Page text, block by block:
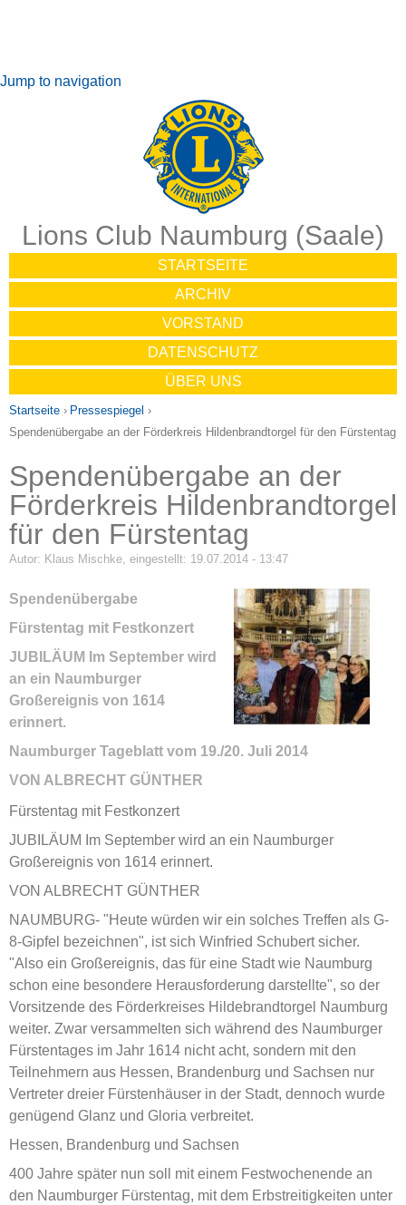
Jump to navigation
Lions Club Naumburg (Saale)
STARTSEITE
ARCHIV
VORSTAND
DATENSCHUTZ
ÜBER UNS
Startseite › Pressespiegel ›
Spendenübergabe an der Förderkreis Hildenbrandtorgel für den Fürstentag
Spendenübergabe an der
Förderkreis Hildenbrandtorgel
für den Fürstentag
Autor: Klaus Mischke, eingestellt: 19.07.2014 - 13:47
Spendenübergabe
Fürstentag mit Festkonzert
JUBILÄUM Im September wird
an ein Naumburger
Großereignis von 1614
erinnert.
Naumburger Tageblatt vom 19./20. Juli 2014
VON ALBRECHT GÜNTHER
Fürstentag mit Festkonzert
JUBILÄUM Im September wird an ein Naumburger
Großereignis von 1614 erinnert.
VON ALBRECHT GÜNTHER
NAUMBURG- "Heute würden wir ein solches Treffen als G-
8-Gipfel bezeichnen", ist sich Winfried Schubert sicher.
"Also ein Großereignis, das für eine Stadt wie Naumburg
schon eine besondere Herausforderung darstellte", so der
Vorsitzende des Förderkreises Hildebrandtorgel Naumburg
weiter. Zwar versammelten sich während des Naumburger
Fürstentages im Jahr 1614 nicht acht, sondern mit den
Teilnehmern aus Hessen, Brandenburg und Sachsen nur
Vertreter dreier Fürstenhäuser in der Stadt, dennoch wurde
genügend Glanz und Gloria verbreitet.
Hessen, Brandenburg und Sachsen
400 Jahre später nun soll mit einem Festwochenende an
den Naumburger Fürstentag, mit dem Erbstreitigkeiten unter